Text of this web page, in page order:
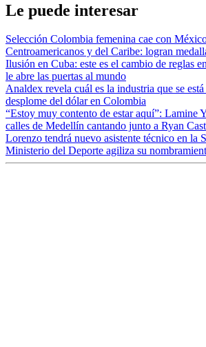
Le puede interesar
Selección Colombia femenina cae con
Centroamericanos y del Caribe: logran
Ilusión en Cuba: este es el cambio de reglas
le abre las puertas al mundo
Analdex revela cuál es la industria que se
desplome del dólar en Colombia
“Estoy muy contento de estar aquí”: Lamine
calles de Medellín cantando junto a Ryan
Lorenzo tendrá nuevo asistente técnico en la
Ministerio del Deporte agiliza su